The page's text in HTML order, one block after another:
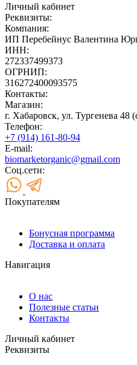
Личный кабинет
Реквизиты:
Компания:
ИП Перебейнус Валентина
ИНН:
272337499373
ОГРНИП:
316272400093575
Контакты:
Магазин:
г. Хабаровск, ул. Тургенева 48
Телефон:
+7 (914) 161-80-94
E-mail:
biomarketorganic@gmail.com
Соц.сети:
Покупателям
Бонусная программа
Доставка и оплата
Навигация
О нас
Полезные статьи
Контакты
Личный кабинет
Реквизиты